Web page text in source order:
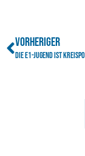
VORHERIGER